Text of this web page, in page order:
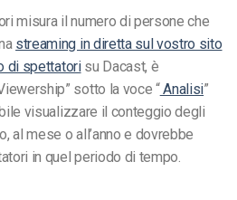
misura il numero di persone che
streaming in diretta sul vostro sito
di spettatorisu Dacast, è
sotto la voce “Analisi”
visualizzare il conteggio degli
al mese o all’anno e dovrebbe
in quel periodo di tempo.